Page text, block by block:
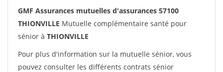
GMF Assurances mutuelles d'assurances 57100
THIONVILLE Mutuelle complémentaire santé pour
sénior à THIONVILLE
Pour plus d'information sur la mutuelle sénior, vous
pouvez consulter les différents contrats sénior